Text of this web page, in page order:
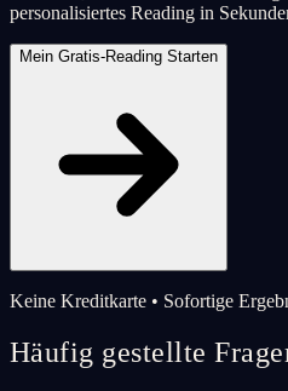
personalisiertes Reading in
Mein Gratis-Reading Starten
Keine Kreditkarte • Sofortige
Häufig gestellte